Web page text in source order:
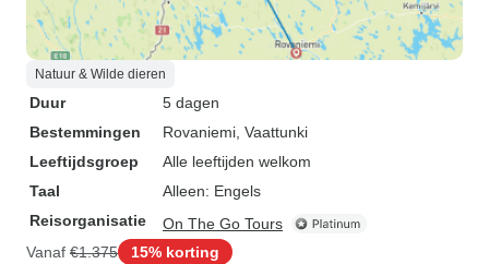
Natuur & Wilde dieren
Duur
5 dagen
Bestemmingen
Rovaniemi , Vaattunki
Leeftijdsgroep
Alle leeftijden welkom
Taal
Alleen: Engels
Reisorganisatie
On The Go Tours
Vanaf €1.375 15% korting